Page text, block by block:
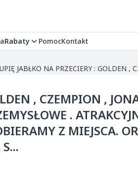
Rabaty PomocKontakt
, CZEMPION ,
.
Z MIEJSCA.